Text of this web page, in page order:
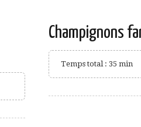
Champignons
Temps total : 35 min